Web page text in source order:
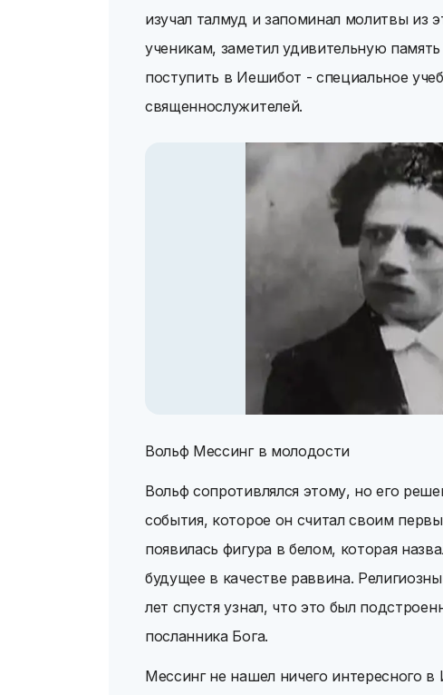
изучал талмуд и запоминал молитвы из
ученикам, заметил удивительную
поступить в Иешибот - специальное
священнослужителей.
Вольф Мессинг в молодости
Вольф сопротивлялся этому, но его
события, которое он считал своим
появилась фигура в белом, которая
будущее в качестве раввина.
лет спустя узнал, что это был
посланника Бога.
Мессинг не нашел ничего интересного